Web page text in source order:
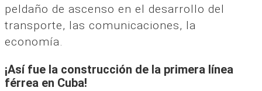
peldaño de ascenso en el desarrollo del
transporte, las comunicaciones, la
economía.
¡Así fue la construcción de la primera línea
férrea en Cuba!